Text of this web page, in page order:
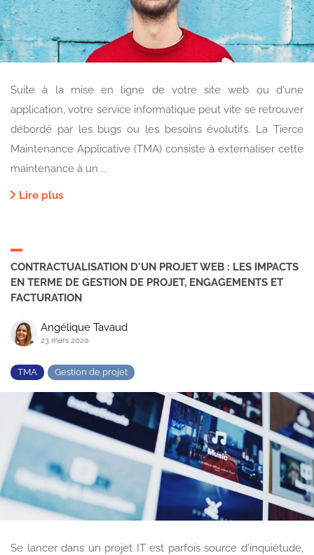
Suite à la mise en ligne de votre site web ou d'une
application, votre service informatique peut vite se retrouver
débordé par les bugs ou les besoins évolutifs. La Tierce
Maintenance Applicative (TMA) consiste à externaliser cette
maintenance à un ...
Lire plus
CONTRACTUALISATION D'UN PROJET WEB : LES IMPACTS
EN TERME DE GESTION DE PROJET, ENGAGEMENTS ET
FACTURATION
Angélique Tavaud
23 mars 2020
TMA Gestion de projet
Se lancer dans un projet IT est parfois source d'inquiétude,